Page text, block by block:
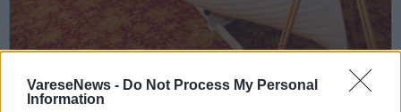
VareseNews - Do Not Process My Personal
Information
28 Gennaio 2023